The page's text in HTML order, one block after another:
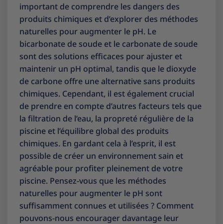
important de comprendre les dangers des
produits chimiques et d’explorer des méthodes
naturelles pour augmenter le pH. Le
bicarbonate de soude et le carbonate de soude
sont des solutions efficaces pour ajuster et
maintenir un pH optimal, tandis que le dioxyde
de carbone offre une alternative sans produits
chimiques. Cependant, il est également crucial
de prendre en compte d’autres facteurs tels que
la filtration de l’eau, la propreté régulière de la
piscine et l’équilibre global des produits
chimiques. En gardant cela à l’esprit, il est
possible de créer un environnement sain et
agréable pour profiter pleinement de votre
piscine. Pensez-vous que les méthodes
naturelles pour augmenter le pH sont
suffisamment connues et utilisées ? Comment
pouvons-nous encourager davantage leur